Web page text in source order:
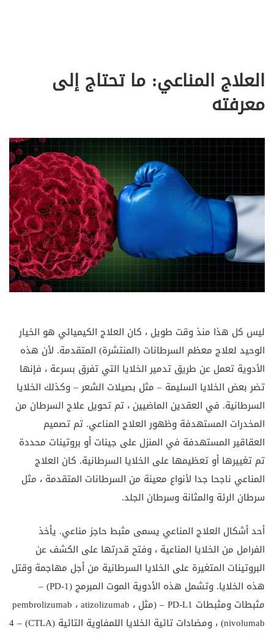
العلاج المناعي: ما تحتاج إلى
معرفته
ليس كل هذا منذ وقت طويل ، كان العلاج الكيميائي هو الخيار
الوحيد لعلاج معظم السرطانات (المنتشرة) المتقدمة. لأن هذه
الأدوية تعمل عن طريق تدمير الخلايا التي تفرق بسرعة ، فإنها
تضر بعض الخلايا السليمة – مثل بصيلات الشعر – وكذلك الخلايا
السرطانية. في العقدين الماضيين ، تم تحويل علاج السرطان من
المخدرات المستهدفة وظهور العلاج المناعي. تم تصميم
العقاقير المستهدفة في المنزل على جينات أو بروتينات محددة
تم تغييرها أو تعظيمها على الخلايا السرطانية. كان العلاج
المناعي ناجحا جدا لأنواع معينة من السرطانات المتقدمة ، مثل
سرطان الرئة والمثانة وسرطان الجلد.
أحد أشكال العلاج المناعي يسمى مثبط حاجز مناعي. يأخذ
الفرامل من الخلايا المناعية ، وفتح قدرتها على الكشف عن
البروتينات المتغيرة على الخلايا السرطانية من أجل مهاجمة وقتل
هذه الخلايا. وتشمل هذه الأدوية الموت المبرمج (PD-1) –
مثبطات ومثبطات PD-L1 – (مثل pembrolizumab ، atizolizumab ،
nivolumab) ، ومضادات تائية الخلايا اللمفاوية التائية (CTLA) – 4